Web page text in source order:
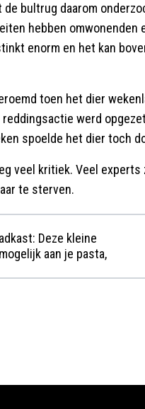
de bultrug daarom
hebben omwonenden
enorm en het kan
toen het dier
werd
spoelde het dier toch
veel kritiek. Veel
te sterven.
Deze kleine
aan je pasta,